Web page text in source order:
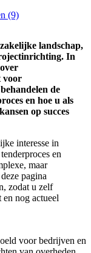
(9)
landschap,
In
voor
de
en hoe u als
op succes
interesse in
en
maar
pagina
zodat u zelf
nog actueel
voor bedrijven en